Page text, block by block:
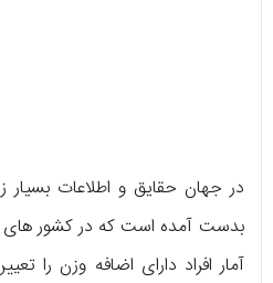
در جهان حقایق و اطلاعات بسیار
بدست آمده است که در کشور های
آمار افراد دارای اضافه وزن را